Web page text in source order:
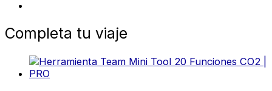
Completa tu viaje